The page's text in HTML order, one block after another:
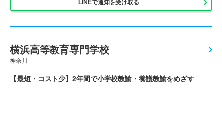
LINEで通知を受け取る
横浜高等教育専門学校
神奈川
【最短・コスト少】2年間で小学校教諭・養護教諭をめざす